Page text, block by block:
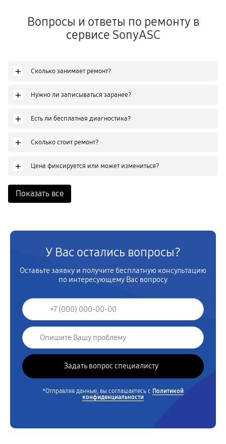
Вопросы и ответы по ремонту в
сервисе SonyASC
+ Сколько занимает ремонт?
+ Нужно ли записываться заранее?
+ Есть ли бесплатная диагностика?
+ Сколько стоит ремонт?
+ Цена фиксируется или может измениться?
Показать все
У Вас остались вопросы?
Оставьте заявку и получите бесплатную консультацию
по интересующему Вас вопросу
*Отправляя данные, вы соглашаетесь с Политикой
конфиденциальности